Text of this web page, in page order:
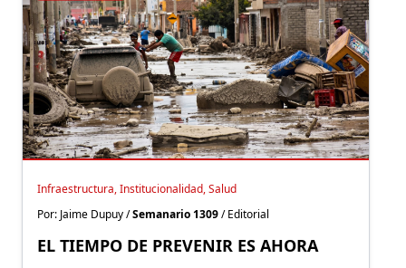
Infraestructura, Institucionalidad, Salud
Por: Jaime Dupuy /Semanario 1309/ Editorial
EL TIEMPO DE PREVENIR ES AHORA